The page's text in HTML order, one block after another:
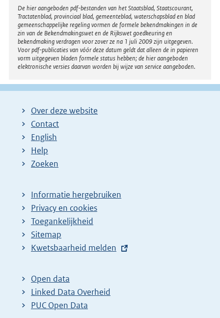
Disclaimer
De hier aangeboden pdf-bestanden van het Staatsblad, Staatscourant,
Tractatenblad, provinciaal blad, gemeenteblad, waterschapsblad en blad
gemeenschappelijke regeling vormen de formele bekendmakingen in de
zin van de Bekendmakingswet en de Rijkswet goedkeuring en
bekendmaking verdragen voor zover ze na 1 juli 2009 zijn uitgegeven.
Voor pdf-publicaties van vóór deze datum geldt dat alleen de in papieren
vorm uitgegeven bladen formele status hebben; de hier aangeboden
elektronische versies daarvan worden bij wijze van service aangeboden.
Over deze website
Contact
English
Help
Zoeken
Informatie hergebruiken
Privacy en cookies
Toegankelijkheid
Sitemap
E
t
e
r
Kwetsbaarheid melden
Open data
Linked Data Overheid
PUC Open Data